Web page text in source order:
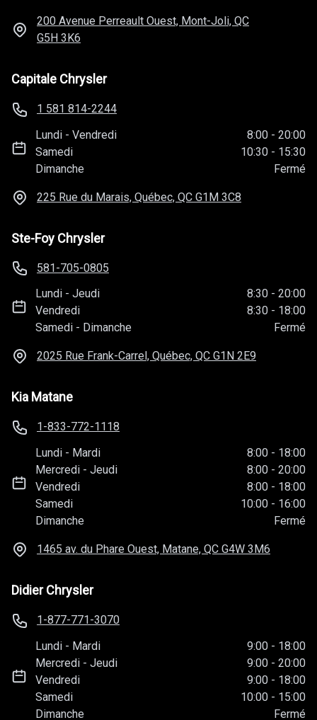
200 Avenue Perreault Ouest, Mont-Joli, QC
G5H 3K6
Capitale Chrysler
1 581 814-2244
Lundi -Vendredi 8:00 - 20:00
Samedi
10:30 - 15:30
Dimanche
Fermé
225 Rue du Marais, Québec, QC G1M 3C8
Ste-Foy Chrysler
581-705-0805
Lundi -Jeudi 8:30 - 20:00
Vendredi
8:30 - 18:00
Samedi - Dimanche Fermé
2025 Rue Frank-Carrel, Québec, QC G1N 2E9
Kia Matane
1-833-772-1118
Lundi - Mardi 8:00 - 18:00
Mercredi -Jeudi 8:00 - 20:00
Vendredi
8:00 - 18:00
Samedi
10:00 - 16:00
Dimanche
Fermé
1465 av. du Phare Ouest, Matane, QC G4W 3M6
Didier Chrysler
1-877-771-3070
Lundi - Mardi 9:00 - 18:00
Mercredi -Jeudi 9:00 - 20:00
Vendredi
9:00 - 18:00
Samedi
10:00 - 15:00
Dimanche
Fermé